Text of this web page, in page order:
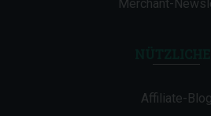
Merchant-
Affiliate-Blog